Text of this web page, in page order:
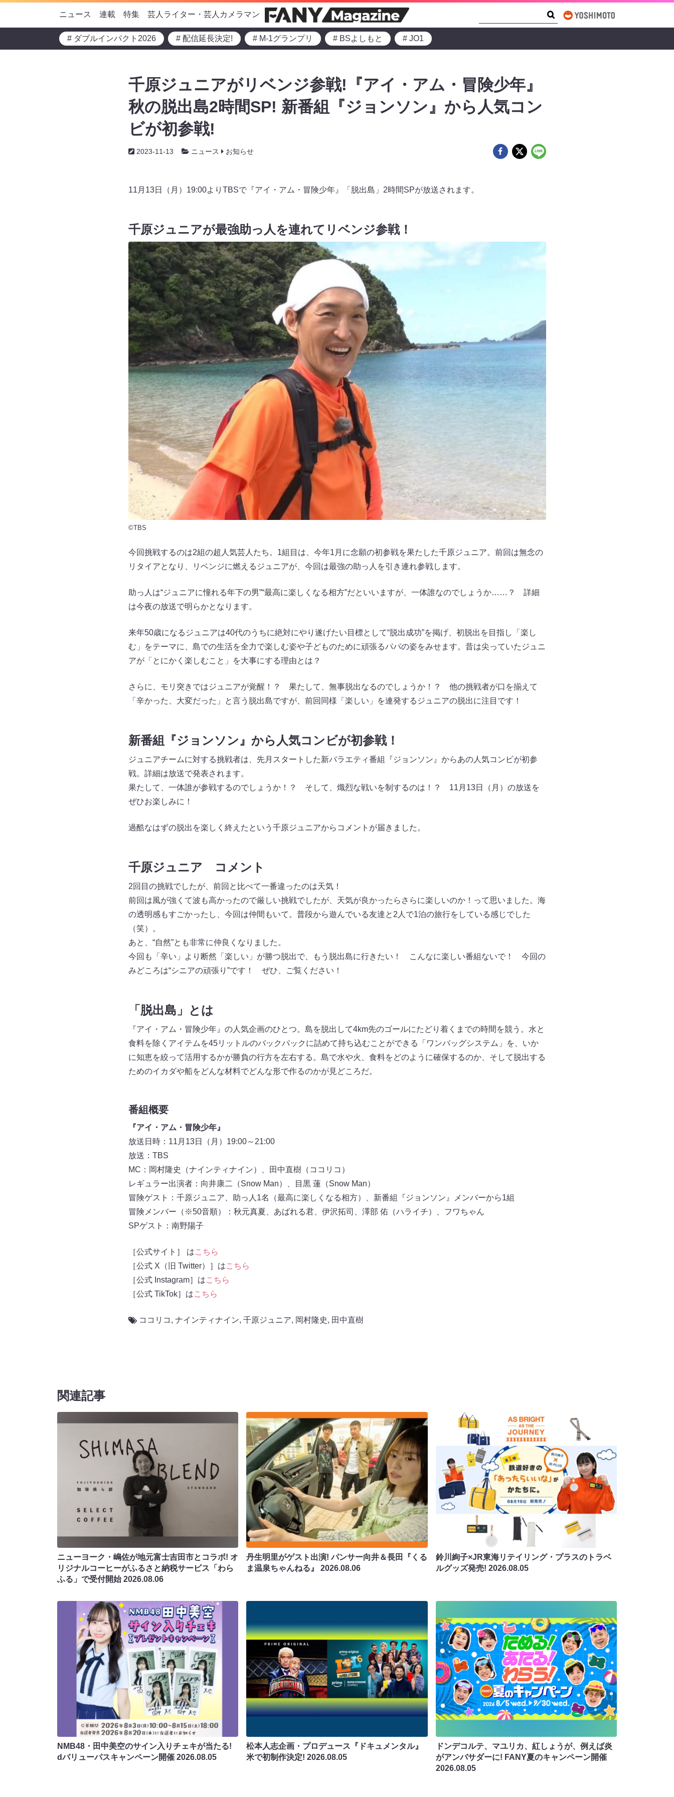
ニュース 連載 特集 芸人ライター・芸人カメラマン
# ダブルインパクト2026 # 配信延長決定! # M-1グランプリ # BSよしもと # JO1
千原ジュニアがリベンジ参戦!『アイ・アム・冒険少年』
秋の脱出島2時間SP! 新番組『ジョンソン』から人気コン
ビが初参戦!
2023-11-13 ニュース お知らせ
11月13日（月）19:00よりTBSで『アイ・アム・冒険少年』「脱出島」2時間SPが放送されます。
千原ジュニアが最強助っ人を連れてリベンジ参戦！
©TBS
今回挑戦するのは2組の超人気芸人たち。1組目は、今年1月に念願の初参戦を果たした千原ジュニア。前回は無念の
リタイアとなり、リベンジに燃えるジュニアが、今回は最強の助っ人を引き連れ参戦します。
助っ人は“ジュニアに憧れる年下の男”“最高に楽しくなる相方”だといいますが、一体誰なのでしょうか……？ 詳細
は今夜の放送で明らかとなります。
来年50歳になるジュニアは40代のうちに絶対にやり遂げたい目標として“脱出成功”を掲げ、初脱出を目指し「楽し
む」をテーマに、島での生活を全力で楽しむ姿や子どものために頑張るパパの姿をみせます。昔は尖っていたジュニ
アが「とにかく楽しむこと」を大事にする理由とは？
さらに、モリ突きではジュニアが覚醒！？ 果たして、無事脱出なるのでしょうか！？ 他の挑戦者が口を揃えて
「辛かった、大変だった」と言う脱出島ですが、前回同様「楽しい」を連発するジュニアの脱出に注目です！
新番組『ジョンソン』から人気コンビが初参戦！
ジュニアチームに対する挑戦者は、先月スタートした新バラエティ番組『ジョンソン』からあの人気コンビが初参
戦。詳細は放送で発表されます。
果たして、一体誰が参戦するのでしょうか！？ そして、熾烈な戦いを制するのは！？ 11月13日（月）の放送を
ぜひお楽しみに！
過酷なはずの脱出を楽しく終えたという千原ジュニアからコメントが届きました。
千原ジュニア コメント
2回目の挑戦でしたが、前回と比べて一番違ったのは天気！
前回は風が強くて波も高かったので厳しい挑戦でしたが、天気が良かったらさらに楽しいのか！って思いました。海
の透明感もすごかったし、今回は仲間もいて。普段から遊んでいる友達と2人で1泊の旅行をしている感じでした
（笑）。
あと、“自然”とも非常に仲良くなりました。
今回も「辛い」より断然「楽しい」が勝つ脱出で、もう脱出島に行きたい！ こんなに楽しい番組ないで！ 今回の
みどころは“シニアの頑張り”です！ ぜひ、ご覧ください！
「脱出島」とは
『アイ・アム・冒険少年』の人気企画のひとつ。島を脱出して4km先のゴールにたどり着くまでの時間を競う。水と
食料を除くアイテムを45リットルのバックパックに詰めて持ち込むことができる「ワンバッグシステム」を、いか
に知恵を絞って活用するかが勝負の行方を左右する。島で水や火、食料をどのように確保するのか、そして脱出する
ためのイカダや船をどんな材料でどんな形で作るのかが見どころだ。
番組概要
『アイ・アム・冒険少年』
放送日時：11月13日（月）19:00～21:00
放送：TBS
MC：岡村隆史（ナインティナイン）、田中直樹（ココリコ）
レギュラー出演者：向井康二（Snow Man）、目黒 蓮（Snow Man）
冒険ゲスト：千原ジュニア、助っ人1名（最高に楽しくなる相方）、新番組『ジョンソン』メンバーから1組
冒険メンバー（※50音順）：秋元真夏、あばれる君、伊沢拓司、澤部 佑（ハライチ）、フワちゃん
SPゲスト：南野陽子
［公式サイト］ はこちら
［公式 X（旧 Twitter）］はこちら
［公式 Instagram］はこちら
［公式 TikTok］はこちら
ココリコ , ナインティナイン, 千原ジュニア, 岡村隆史, 田中直樹
関連記事
ニューヨーク・嶋佐が地元富士吉田市とコラボ! オ
リジナルコーヒーがふるさと納税サービス「わら
ふる」で受付開始2026.08.06
丹生明里がゲスト出演! パンサー向井＆長田『くる
ま温泉ちゃんねる』2026.08.06
鈴川絢子×JR東海リテイリング・プラスのトラベ
ルグッズ発売! 2026.08.05
NMB48・田中美空のサイン入りチェキが当たる!
dバリューパスキャンペーン開催 2026.08.05
松本人志企画・プロデュース『ドキュメンタル』
米で初制作決定!2026.08.05
ドンデコルテ、マユリカ、紅しょうが、例えば炎
がアンバサダーに! FANY夏のキャンペーン開催
2026.08.05